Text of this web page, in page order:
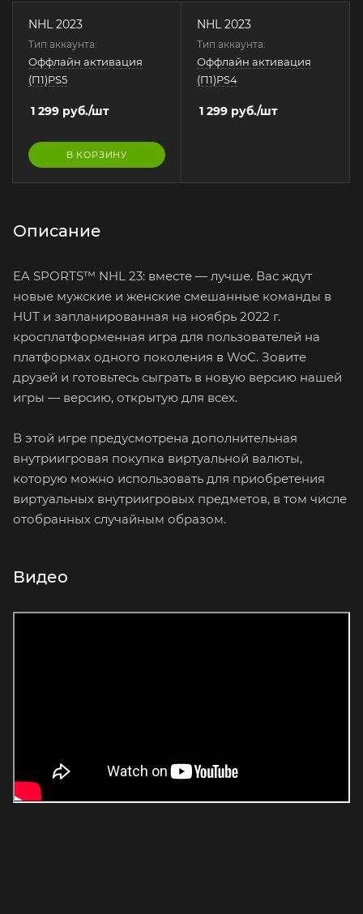
NHL 2023
Тип аккаунта:
Оффлайн активация
(П1)PS5
1 299 руб./шт
В КОРЗИНУ
NHL 2023
Тип аккаунта:
Оффлайн активация
(П1)PS4
1 299 руб./шт
Описание
EA SPORTS™ NHL 23: вместе — лучше. Вас ждут
новые мужские и женские смешанные команды в
HUT и запланированная на ноябрь 2022 г.
кросплатформенная игра для пользователей на
платформах одного поколения в WoC. Зовите
друзей и готовьтесь сыграть в новую версию нашей
игры — версию, открытую для всех.
В этой игре предусмотрена дополнительная
внутриигровая покупка виртуальной валюты,
которую можно использовать для приобретения
виртуальных внутриигровых предметов, в том числе
отобранных случайным образом.
Видео